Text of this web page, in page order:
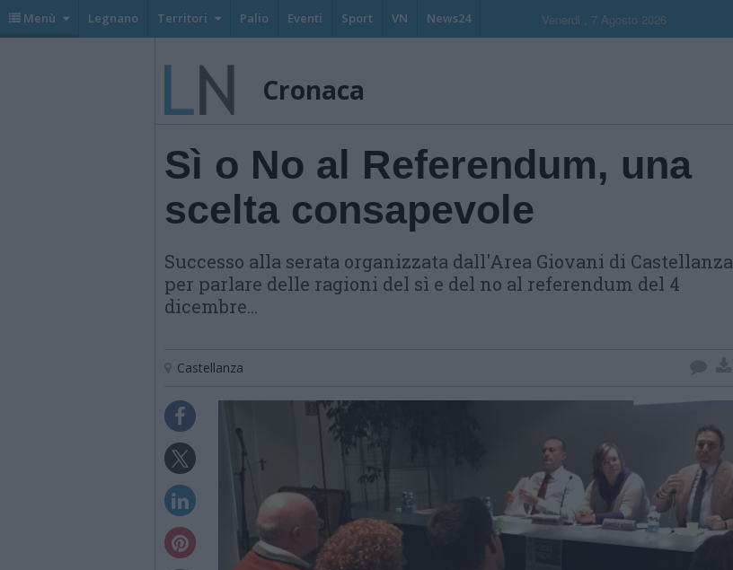
Menù Legnano Territori Palio Eventi Sport VN News24 Venerdi , 7 Agosto 2026
Cronaca
Sì o No al Referendum, una
scelta consapevole
Successo alla serata organizzata dall'Area Giovani di Castellanza
per parlare delle ragioni del sì e del no al referendum del 4
dicembre...
Castellanza